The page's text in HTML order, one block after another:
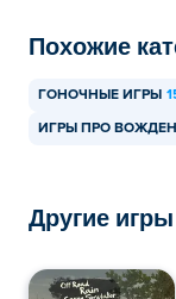
Похожие
ГОНОЧНЫЕ ИГРЫ
ИГРЫ ПРО
Другие